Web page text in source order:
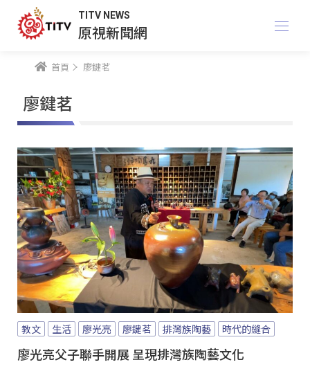
TITV NEWS
原視新聞網
首頁 廖鍵茗
廖鍵茗
教文 生活 廖光亮 廖鍵茗 排灣族陶藝 時代的縫合
廖光亮父子聯手開展 呈現排灣族陶藝文化